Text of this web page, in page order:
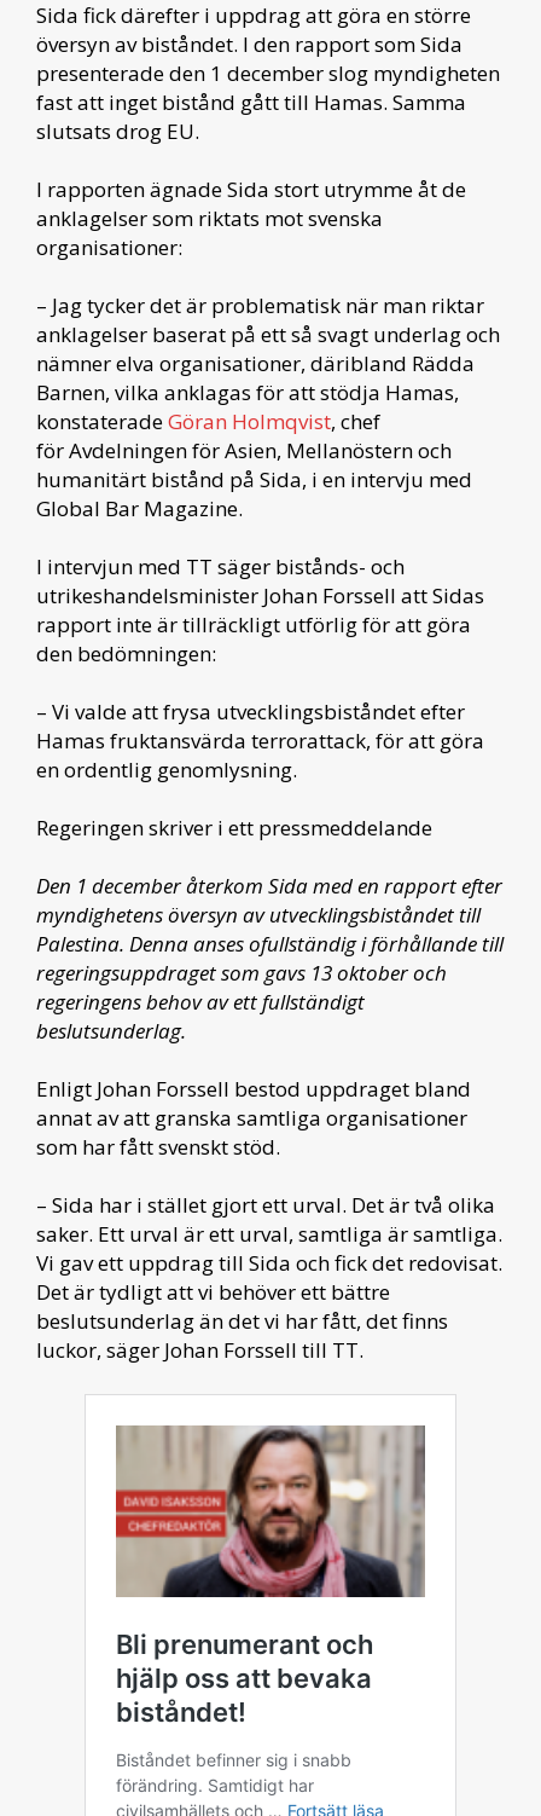
Sida fick därefter i uppdrag att göra en större
översyn av biståndet. I den rapport som Sida
presenterade den 1 december slog myndigheten
fast att inget bistånd gått till Hamas. Samma
slutsats drog EU.
I rapporten ägnade Sida stort utrymme åt de
anklagelser som riktats mot svenska
organisationer:
– Jag tycker det är problematisk när man riktar
anklagelser baserat på ett så svagt underlag och
nämner elva organisationer, däribland Rädda
Barnen, vilka anklagas för att stödja Hamas,
konstateradeGöran Holmqvist, chef
för Avdelningen för Asien, Mellanöstern och
humanitärt bistånd på Sida, i en intervju med
Global Bar Magazine.
I intervjun med TT säger bistånds- och
utrikeshandelsminister Johan Forssell att Sidas
rapport inte är tillräckligt utförlig för att göra
den bedömningen:
– Vi valde att frysa utvecklingsbiståndet efter
Hamas fruktansvärda terrorattack, för att göra
en ordentlig genomlysning.
Regeringen skriver i ett pressmeddelande
Den 1 december återkom Sida med en rapport efter
myndighetens översyn av utvecklingsbiståndet till
Palestina. Denna anses ofullständig i förhållande till
regeringsuppdraget som gavs 13 oktober och
regeringens behov av ett fullständigt
beslutsunderlag.
Enligt Johan Forssell bestod uppdraget bland
annat av att granska samtliga organisationer
som har fått svenskt stöd.
– Sida har i stället gjort ett urval. Det är två olika
saker. Ett urval är ett urval, samtliga är samtliga.
Vi gav ett uppdrag till Sida och fick det redovisat.
Det är tydligt att vi behöver ett bättre
beslutsunderlag än det vi har fått, det finns
luckor, säger Johan Forssell till TT.